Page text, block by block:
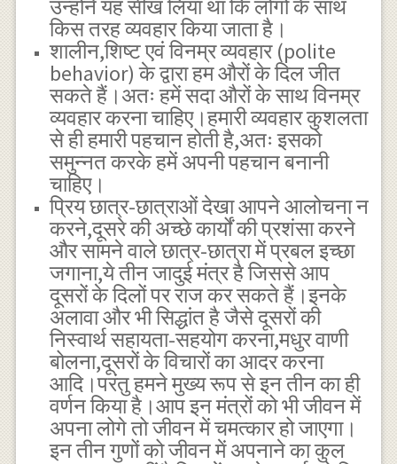
उन्होंने यह सीख लिया था कि लोगों के साथ
किस तरह व्यवहार किया जाता है।
शालीन,शिष्ट एवं विनम्र व्यवहार (polite
behavior) के द्वारा हम औरों के दिल जीत
सकते हैं।अतः हमें सदा औरों के साथ विनम्र
व्यवहार करना चाहिए।हमारी व्यवहार कुशलता
से ही हमारी पहचान होती है,अतः इसको
समुन्नत करके हमें अपनी पहचान बनानी
चाहिए।
प्रिय छात्र-छात्राओं देखा आपने आलोचना न
करने,दूसरे की अच्छे कार्यों की प्रशंसा करने
और सामने वाले छात्र-छात्रा में प्रबल इच्छा
जगाना,ये तीन जादुई मंत्र है जिससे आप
दूसरों के दिलों पर राज कर सकते हैं।इनके
अलावा और भी सिद्धांत है जैसे दूसरों की
निस्वार्थ सहायता-सहयोग करना,मधुर वाणी
बोलना,दूसरों के विचारों का आदर करना
आदि।परंतु हमने मुख्य रूप से इन तीन का ही
वर्णन किया है।आप इन मंत्रों को भी जीवन में
अपना लोगे तो जीवन में चमत्कार हो जाएगा।
इन तीन गुणों को जीवन में अपनाने का कुल